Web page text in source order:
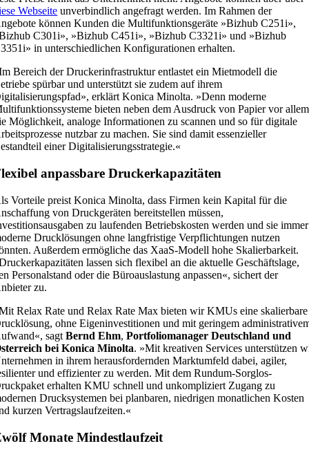
Webseite unverbindlich angefragt werden. Im Rahmen der
können Kunden die Multifunktionsgeräte »Bizhub C251i»,
C301i», »Bizhub C451i», »Bizhub C3321i» und »Bizhub
in unterschiedlichen Konfigurationen erhalten.
Bereich der Druckerinfrastruktur entlastet ein Mietmodell die
spürbar und unterstützt sie zudem auf ihrem
erklärt Konica Minolta. »Denn moderne
bieten neben dem Ausdruck von Papier vor allem
Möglichkeit, analoge Informationen zu scannen und so für digitale
nutzbar zu machen. Sie sind damit essenzieller
einer Digitalisierungsstrategie.«
anpassbare Druckerkapazitäten
Vorteile preist Konica Minolta, dass Firmen kein Kapital für die
von Druckgeräten bereitstellen müssen,
zu laufenden Betriebskosten werden und sie immer
Drucklösungen ohne langfristige Verpflichtungen nutzen
Außerdem ermögliche das XaaS-Modell hohe Skalierbarkeit.
lassen sich flexibel an die aktuelle Geschäftslage,
Personalstand oder die Büroauslastung anpassen«, sichert der
zu.
Relax Rate und Relax Rate Max bieten wir KMUs eine skalierbare
ohne Eigeninvestitionen und mit geringem
sagtBernd Ehm,Portfoliomanager Deutschland und
bei Konica Minolta. »Mit kreativen Services unterstützen
in ihrem herausfordernden Marktumfeld dabei, agiler,
und effizienter zu werden. Mit dem Rundum-Sorglos-
erhalten KMU schnell und unkompliziert Zugang zu
Drucksystemen bei planbaren, niedrigen monatlichen Kosten
kurzen Vertragslaufzeiten.«
Monate Mindestlaufzeit